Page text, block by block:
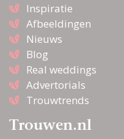
Inspiratie
Afbeeldingen
Nieuws
Blog
Real weddings
Advertorials
Trouwtrends
Trouwen.nl